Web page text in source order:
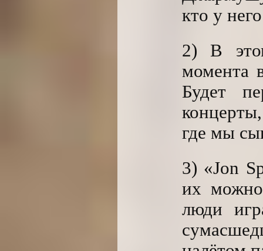
кто у
2) В
момента
Будет
где мы
3) «Jon
их можно
люди